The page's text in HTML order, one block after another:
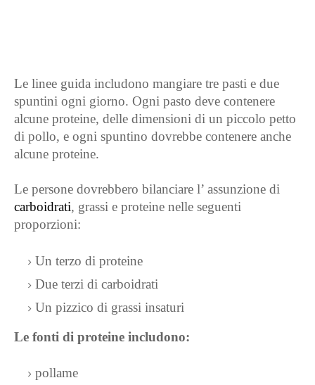
Le linee guida includono mangiare tre pasti e due
spuntini ogni giorno. Ogni pasto deve contenere
alcune proteine, delle dimensioni di un piccolo petto
di pollo, e ogni spuntino dovrebbe contenere anche
alcune proteine.
Le persone dovrebbero bilanciare l’ assunzione di
carboidrati, grassi e proteine ​​nelle seguenti
proporzioni:
Un terzo di proteine
Due terzi di carboidrati
Un pizzico di grassi insaturi
Le fonti di proteine ​​includono:
pollame